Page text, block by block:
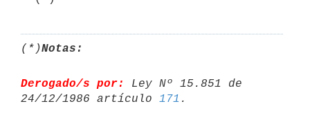
(*)Notas:
Derogado/s por:
Ley Nº 15.851 de
24/12/1986 artículo 171